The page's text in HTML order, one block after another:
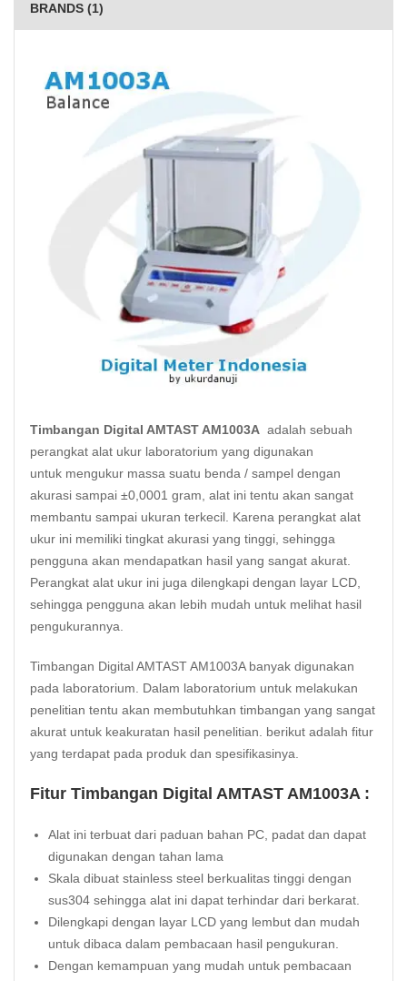
BRANDS (1)
Timbangan Digital AMTAST AM1003A adalah sebuah
perangkat alat ukur laboratorium yang digunakan
untuk mengukur massa suatu benda / sampel dengan
akurasi sampai ±0,0001 gram, alat ini tentu akan sangat
membantu sampai ukuran terkecil. Karena perangkat alat
ukur ini memiliki tingkat akurasi yang tinggi, sehingga
pengguna akan mendapatkan hasil yang sangat akurat.
Perangkat alat ukur ini juga dilengkapi dengan layar LCD,
sehingga pengguna akan lebih mudah untuk melihat hasil
pengukurannya.
Timbangan Digital AMTAST AM1003A banyak digunakan
pada laboratorium. Dalam laboratorium untuk melakukan
penelitian tentu akan membutuhkan timbangan yang sangat
akurat untuk keakuratan hasil penelitian. berikut adalah fitur
yang terdapat pada produk dan spesifikasinya.
Fitur Timbangan Digital AMTAST AM1003A :
Alat ini terbuat dari paduan bahan PC, padat dan dapat
digunakan dengan tahan lama
Skala dibuat stainless steel berkualitas tinggi dengan
sus304 sehingga alat ini dapat terhindar dari berkarat.
Dilengkapi dengan layar LCD yang lembut dan mudah
untuk dibaca dalam pembacaan hasil pengukuran.
Dengan kemampuan yang mudah untuk pembacaan